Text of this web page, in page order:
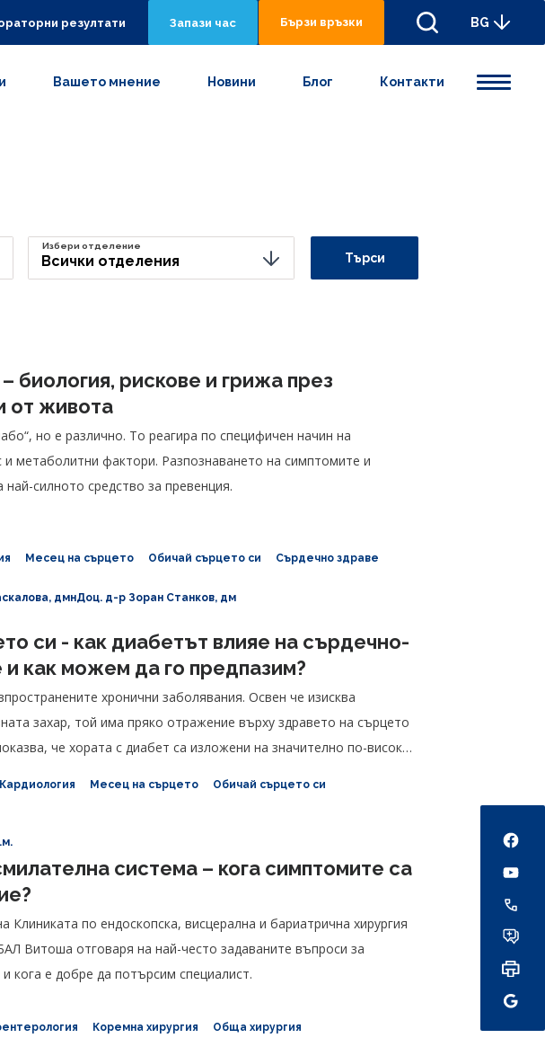
резултати Запази час Бързи връзки BG
Вашето мнение Новини Блог Контакти
Всички отделения
Избери отделение
Търси
биология, рискове и грижа през
от живота
но е различно. То реагира по специфичен начин на
метаболитни фактори. Разпознаването на симптомите и
силното средство за превенция.
Месец на сърцето Обичай сърцето си Сърдечно здраве
дмнДоц. д-р Зоран Станков, дм
си - как диабетът влияе на сърдечно-
как можем да го предпазим?
хронични заболявания. Освен че изисква
захар, той има пряко отражение върху здравето на сърцето
че хората с диабет са изложени на значително по-висок
Кардиология Месец на сърцето
Обичай сърцето си
система – кога симптомите са
Клиниката по ендоскопска, висцерална и бариатрична хирургия
Витоша отговаря на най-често задаваните въпроси за
кога е добре да потърсим специалист.
Коремна хирургия
Обща хирургия